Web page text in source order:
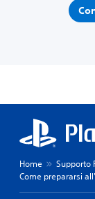
Home Supporto
Come prepararsi